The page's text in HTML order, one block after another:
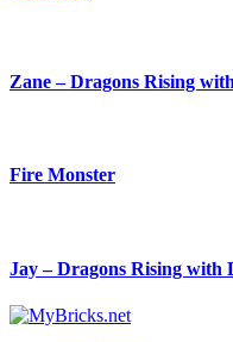
Zane – Dragons Rising
Fire Monster
Jay – Dragons Rising